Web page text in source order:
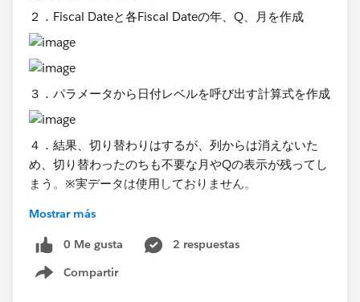
２．Fiscal Dateと各Fiscal Dateの年、Q、月を作成
３．パラメータから日付レベルを呼び出す計算式を作成
４．結果、切り替わりはするが、列からは消えないた
め、切り替わったのちも不要な月やQの表示が残ってし
まう。※実データは使用しておりません。
Month（問題なし）
Mostrar más
0 Me gusta
2 respuestas
Compartir
Show menu